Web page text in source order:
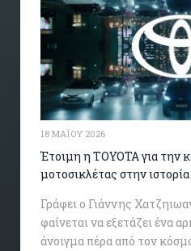
18 ΜΑΪ́ΟΥ 2026
Έτοιμη η TOYOTA για την
μοτοσικλέτας στην
Γράφει ο Γιάννης
φαίνεται να εξετάζει ένα
άνοιγμα πέρα από τον